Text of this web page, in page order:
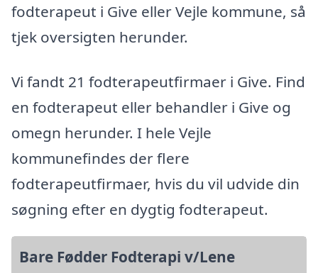
fodterapeut i Give eller Vejle kommune, så
tjek oversigten herunder.
Vi fandt 21 fodterapeutfirmaer i Give. Find
en fodterapeut eller behandler i Give og
omegn herunder. I hele Vejle
kommunefindes der flere
fodterapeutfirmaer, hvis du vil udvide din
søgning efter en dygtig fodterapeut.
Bare Fødder Fodterapi v/Lene